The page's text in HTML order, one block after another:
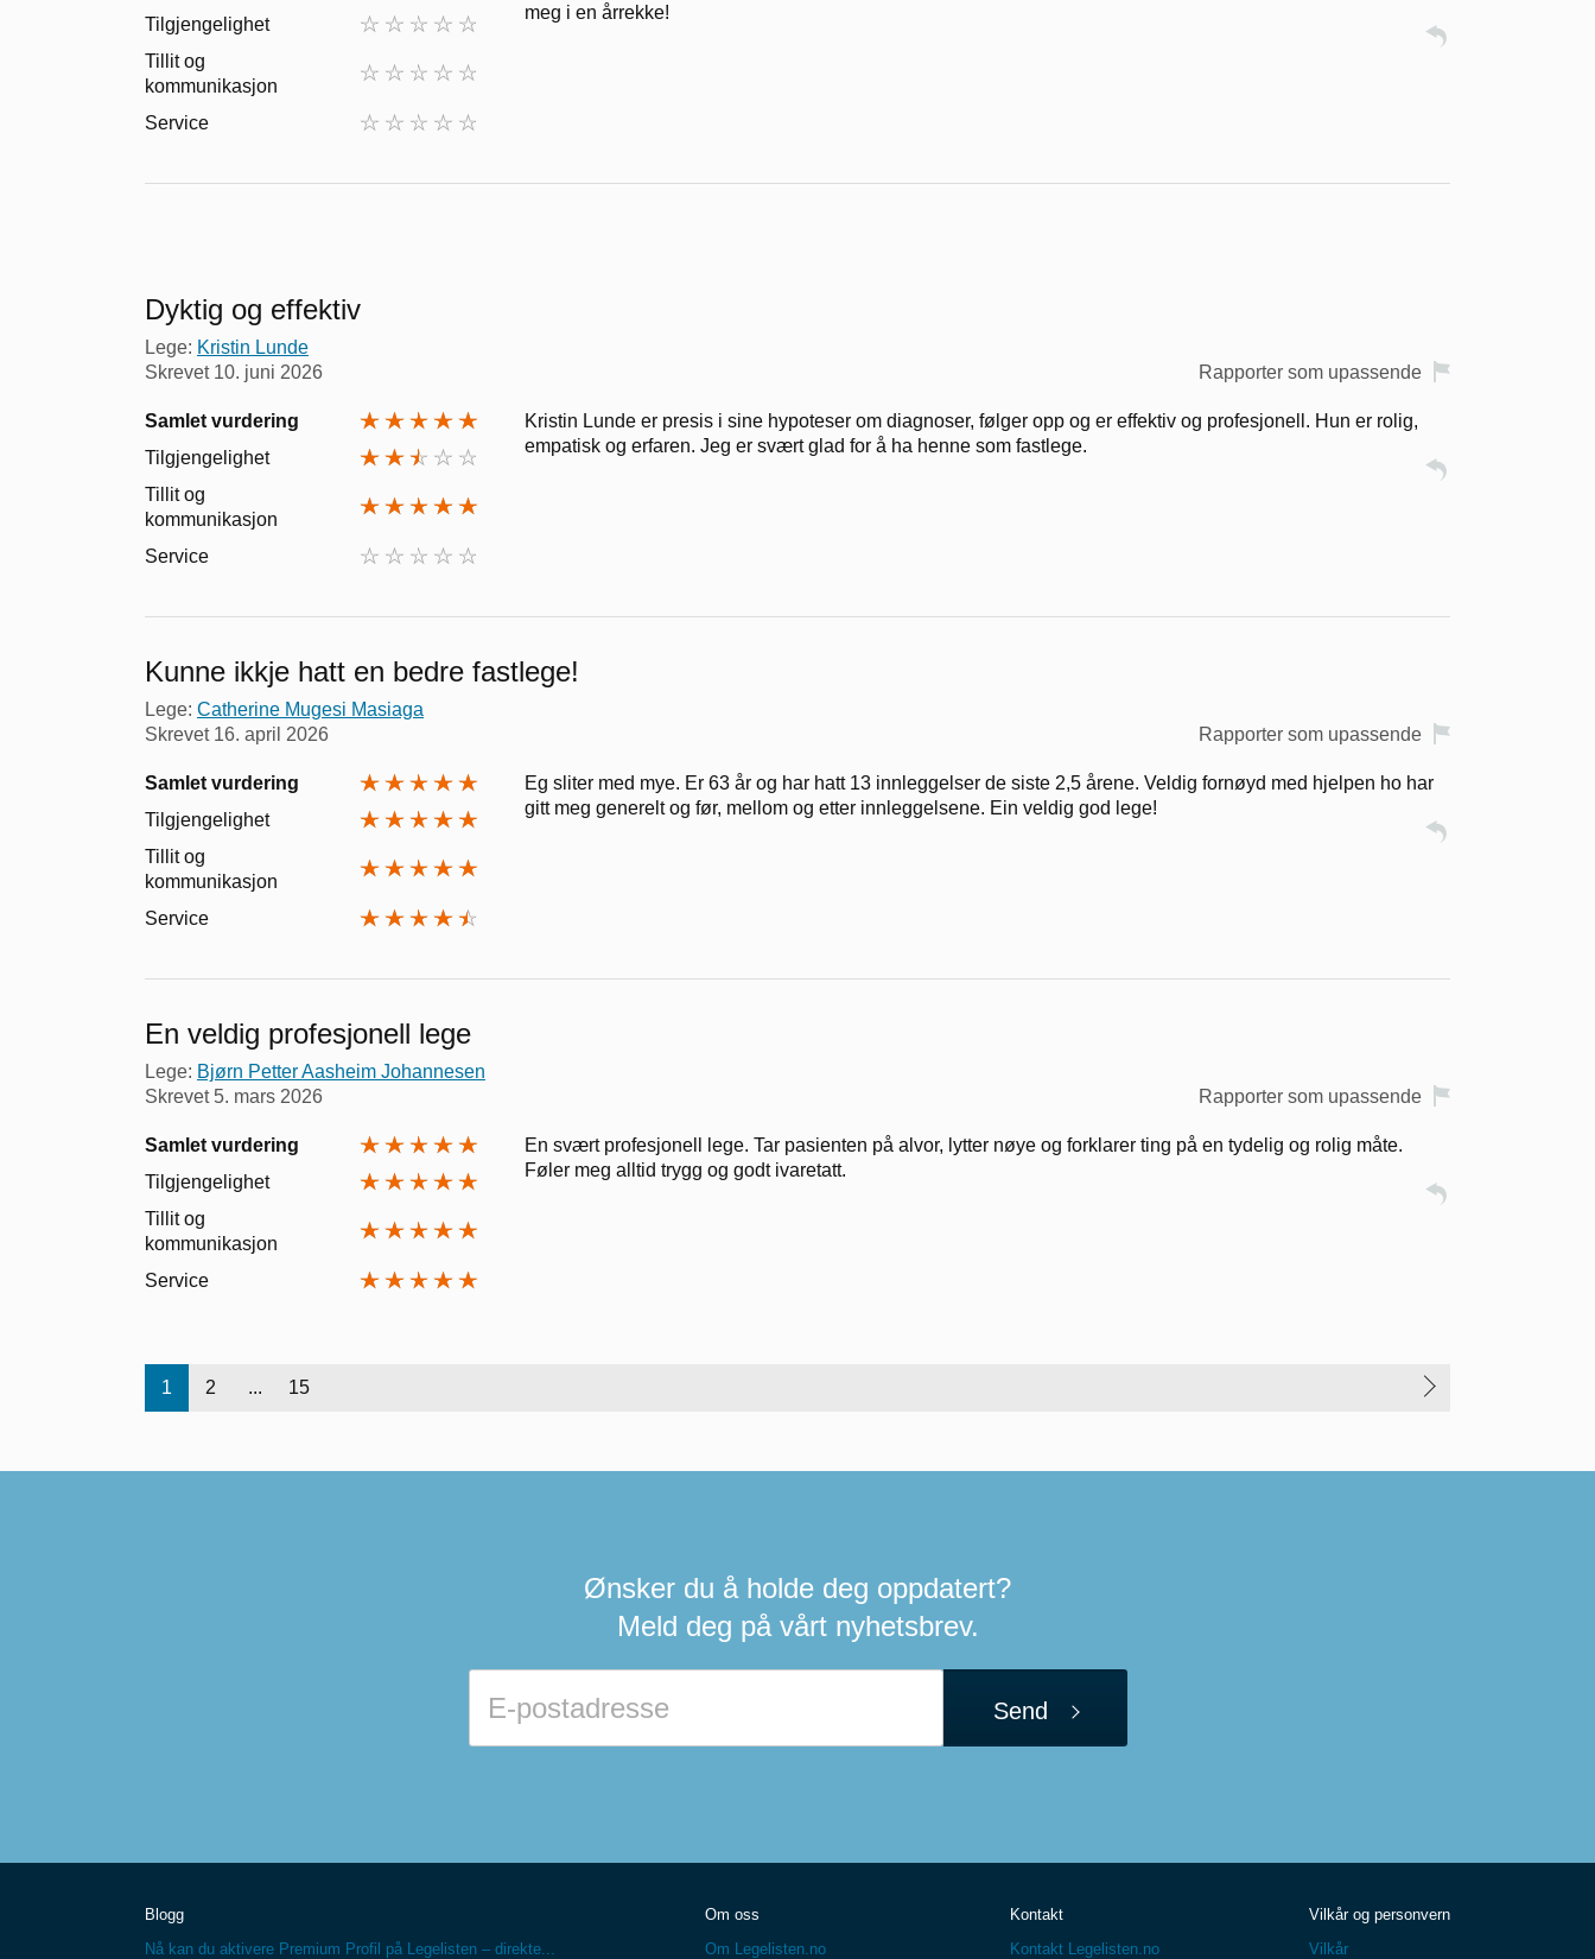
Tilgjengelighet
Tillit og
kommunikasjon
Service
meg i en årrekke!
Dyktig og effektiv
Lege: Kristin Lunde
Skrevet 10. juni 2026 Rapporter som upassende
Samlet vurdering
Tilgjengelighet
Tillit og
kommunikasjon
Service
Kristin Lunde er presis i sine hypoteser om diagnoser, følger opp og er effektiv og profesjonell. Hun er rolig,
empatisk og erfaren. Jeg er svært glad for å ha henne som fastlege.
Kunne ikkje hatt en bedre fastlege!
Lege: Catherine Mugesi Masiaga
Skrevet 16. april 2026 Rapporter som upassende
Samlet vurdering
Tilgjengelighet
Tillit og
kommunikasjon
Service
Eg sliter med mye. Er 63 år og har hatt 13 innleggelser de siste 2,5 årene. Veldig fornøyd med hjelpen ho har
gitt meg generelt og før, mellom og etter innleggelsene. Ein veldig god lege!
En veldig profesjonell lege
Lege: Bjørn Petter Aasheim Johannesen
Skrevet 5. mars 2026 Rapporter som upassende
Samlet vurdering
Tilgjengelighet
Tillit og
kommunikasjon
Service
En svært profesjonell lege. Tar pasienten på alvor, lytter nøye og forklarer ting på en tydelig og rolig måte.
Føler meg alltid trygg og godt ivaretatt.
1 2 ... 15
Ønsker du å holde deg oppdatert?
Meld deg på vårt nyhetsbrev.
feltet
Send
Blogg
Nå kan du aktivere Premium Profil på Legelisten – direkte...
Om oss
Om Legelisten.no
Kontakt
Kontakt Legelisten.no
Vilkår og personvern
Vilkår